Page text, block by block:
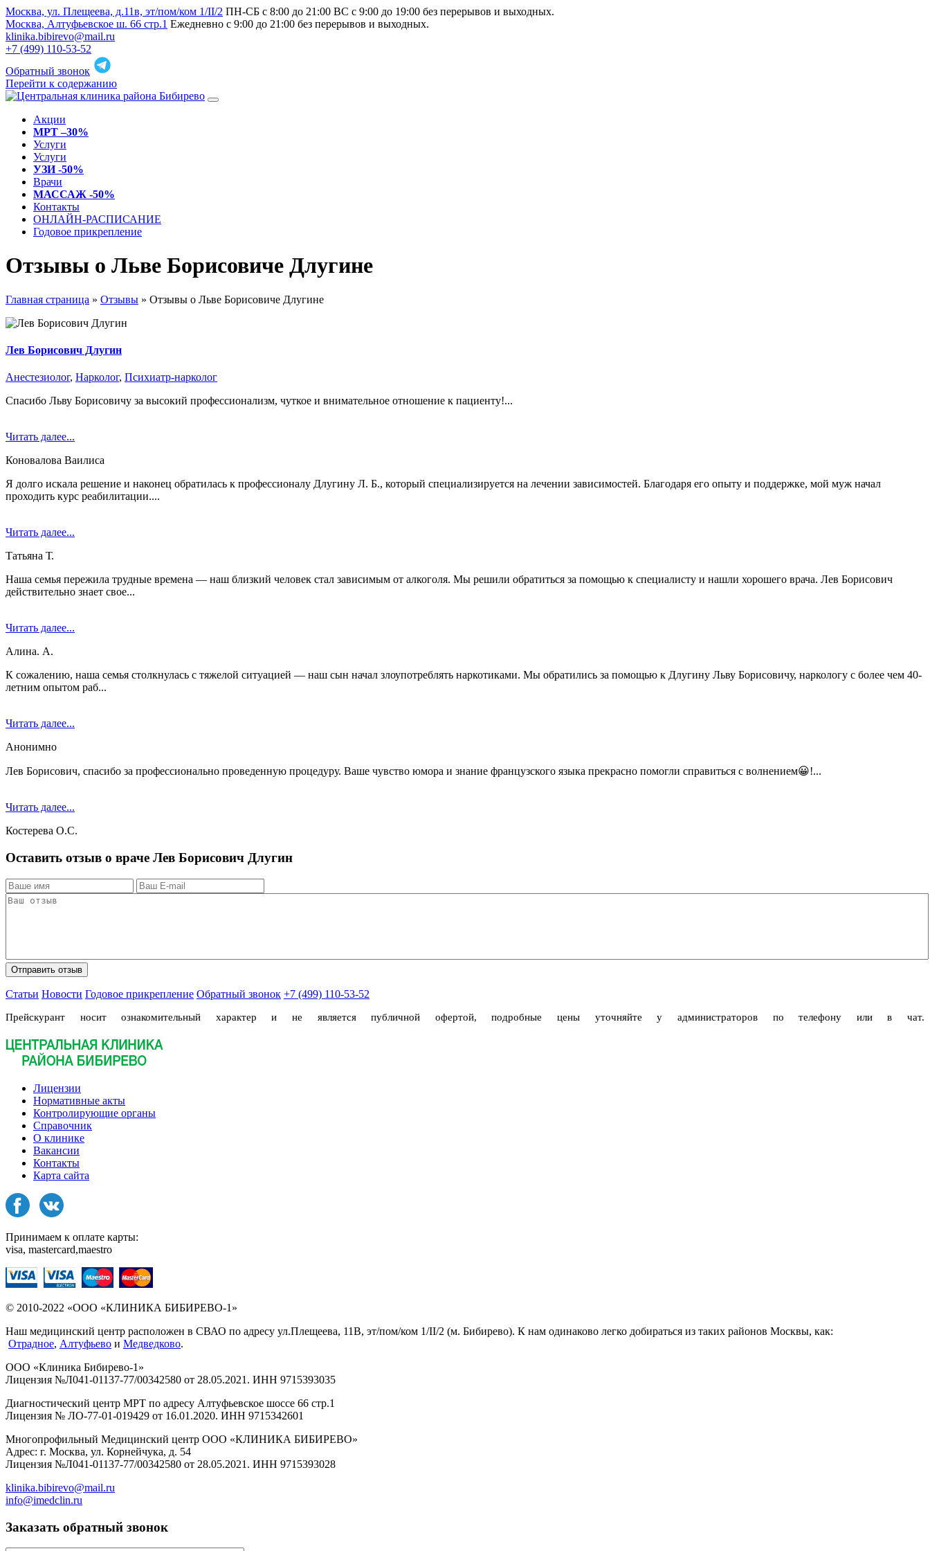
Москва, ул. Плещеева, д.11в, эт/пом/ком 1/II/2 ПН-СБ с 8:00 до 21:00 ВС с 9:00 до 19:00 без перерывов и выходных.
Москва, Алтуфьевское ш. 66 стр.1 Ежедневно с 9:00 до 21:00 без перерывов и выходных.
klinika.bibirevo@mail.ru
+7 (499) 110-53-52
Обратный звонок
Перейти к содержанию
Акции
МРТ –30%
Услуги
Услуги
УЗИ -50%
Врачи
МАССАЖ -50%
Контакты
ОНЛАЙН-РАСПИСАНИЕ
Годовое прикрепление
Отзывы о Льве Борисовиче Длугине
Главная страница » Отзывы » Отзывы о Льве Борисовиче Длугине
Лев Борисович Длугин
Анестезиолог, Нарколог, Психиатр-нарколог
Спасибо Льву Борисовичу за высокий профессионализм, чуткое и внимательное отношение к пациенту!...
Читать далее...
Коновалова Ваилиса
Я долго искала решение и наконец обратилась к профессионалу Длугину Л. Б., который специализируется на лечении зависимостей. Благодаря его опыту и поддержке, мой муж начал
проходить курс реабилитации....
Читать далее...
Татьяна Т.
Наша семья пережила трудные времена — наш близкий человек стал зависимым от алкоголя. Мы решили обратиться за помощью к специалисту и нашли хорошего врача. Лев Борисович
действительно знает свое...
Читать далее...
Алина. А.
К сожалению, наша семья столкнулась с тяжелой ситуацией — наш сын начал злоупотреблять наркотиками. Мы обратились за помощью к Длугину Льву Борисовичу, наркологу с более чем 40-
летним опытом раб...
Читать далее...
Анонимно
Лев Борисович, спасибо за профессионально проведенную процедуру. Ваше чувство юмора и знание французского языка прекрасно помогли справиться с волнением😀!...
Читать далее...
Костерева О.С.
Оставить отзыв о враче Лев Борисович Длугин
Статьи Новости Годовое прикрепление Обратный звонок +7 (499) 110-53-52
Прейскурант носит ознакомительный характер и не является публичной офертой, подробные цены уточняйте у администраторов по телефону или в чат.
Лицензии
Нормативные акты
Контролирующие органы
Справочник
О клинике
Вакансии
Контакты
Карта сайта
Принимаем к оплате карты:
visa, mastercard,maestro
© 2010-2022 «ООО «КЛИНИКА БИБИРЕВО-1»
Наш медицинский центр расположен в СВАО по адресу ул.Плещеева, 11В, эт/пом/ком 1/II/2 (м. Бибирево). К нам одинаково легко добираться из таких районов Москвы, как:
Отрадное, Алтуфьево и Медведково.
ООО «Клиника Бибирево-1»
Лицензия №Л041-01137-77/00342580 от 28.05.2021. ИНН 9715393035
Диагностический центр МРТ по адресу Алтуфьевское шоссе 66 стр.1
Лицензия № ЛО-77-01-019429 от 16.01.2020. ИНН 9715342601
Многопрофильный Медицинский центр ООО «КЛИНИКА БИБИРЕВО»
Адрес: г. Москва, ул. Корнейчука, д. 54
Лицензия №Л041-01137-77/00342580 от 28.05.2021. ИНН 9715393028
klinika.bibirevo@mail.ru
info@imedclin.ru
Заказать обратный звонок